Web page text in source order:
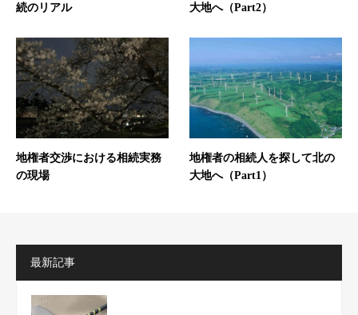
続のリアル
大地へ（Part2）
地権者交渉における相続実務
の現場
地権者の相続人を探して北の
大地へ（Part1）
最新記事